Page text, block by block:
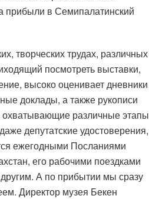
в Семипалатинский
творческих трудах, различных
посмотреть выставки,
высоко оценивает дневники
доклады, а также рукописи
различные этапы
депутатские удостоверения,
ежегодными Посланиями
его рабочими поездками
А по прибытии мы сразу
Директор музея Бекен